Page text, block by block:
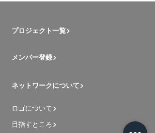
プロジェクト一覧
メンバー登録
ネットワークについて
ロゴについて
目指すところ